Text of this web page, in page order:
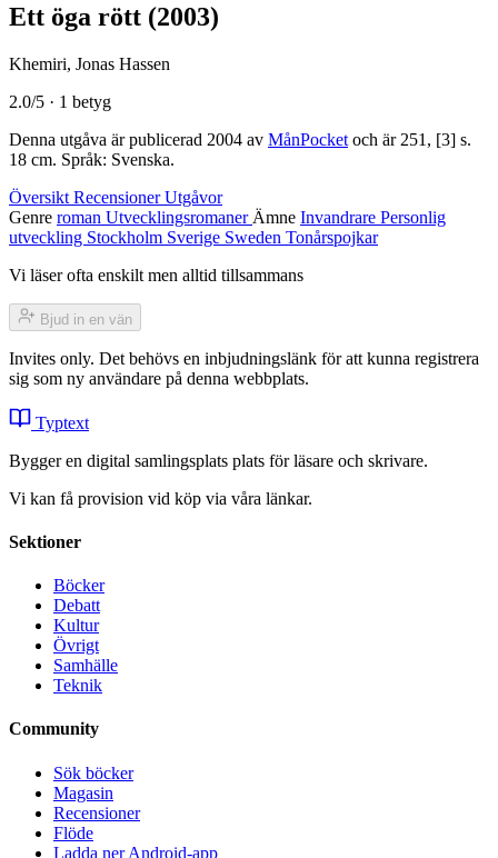
Ett öga rött (2003)
Khemiri, Jonas Hassen
2.0/5 · 1 betyg
Denna utgåva är publicerad 2004 av MånPocket och är 251, [3] s.
18 cm. Språk: Svenska.
Översikt RecensionerUtgåvor
Genre roman Utvecklingsromaner Ämne Invandrare Personlig
utveckling Stockholm Sverige Sweden Tonårspojkar
Vi läser ofta enskilt men alltid tillsammans
Bjud in en vän
Invites only. Det behövs en inbjudningslänk för att kunna registrera
sig som ny användare på denna webbplats.
Typtext
Bygger en digital samlingsplats plats för läsare och skrivare.
Vi kan få provision vid köp via våra länkar.
Sektioner
Böcker
Debatt
Kultur
Övrigt
Samhälle
Teknik
Community
Sök böcker
Magasin
Recensioner
Flöde
Ladda ner Android-app